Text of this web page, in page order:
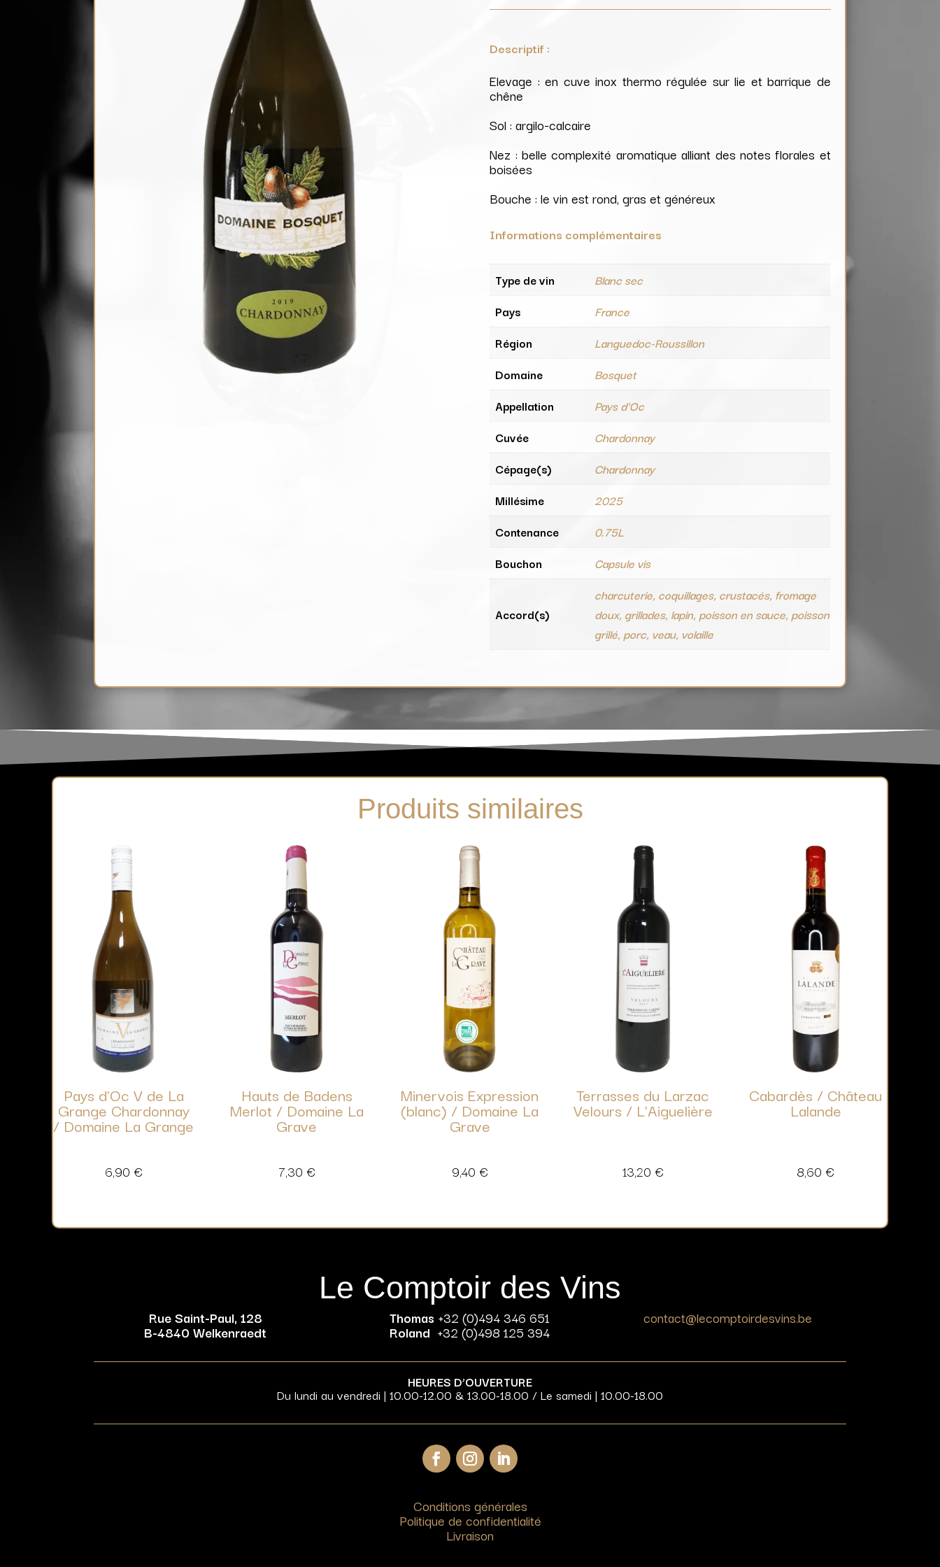
Descriptif :
Elevage : en cuve inox thermo régulée sur lie et barrique de
chêne
Sol : argilo-calcaire
Nez : belle complexité aromatique alliant des notes florales et
boisées
Bouche : le vin est rond, gras et généreux
Informations complémentaires
Type de vin
Blanc sec
Pays
France
Région
Languedoc-Roussillon
Domaine
Bosquet
Appellation
Pays d'Oc
Cuvée
Chardonnay
Cépage(s)
Chardonnay
Millésime
2025
Contenance
0.75L
Bouchon
Capsule vis
Accord(s)
charcuterie, coquillages, crustacés, fromage
doux, grillades, lapin, poisson en sauce, poisson
grillé, porc, veau, volaille
Produits similaires
Pays d’Oc V de La
Grange Chardonnay
/ Domaine La Grange
6,90 €
Hauts de Badens
Merlot / Domaine La
Grave
7,30 €
Minervois Expression
(blanc) / Domaine La
Grave
9,40 €
Terrasses du Larzac
Velours / L’Aiguelière
13,20 €
Cabardès / Château
Lalande
8,60 €
Le Comptoir des Vins
Rue Saint-Paul, 128
B-4840 Welkenraedt
Thomas +32 (0)494 346 651
Roland +32 (0)498 125 394
contact@lecomptoirdesvins.be
HEURES D’OUVERTURE
Du lundi au vendredi | 10.00-12.00 & 13.00-18.00 / Le samedi | 10.00-18.00
Conditions générales
Politique de confidentialité
Livraison